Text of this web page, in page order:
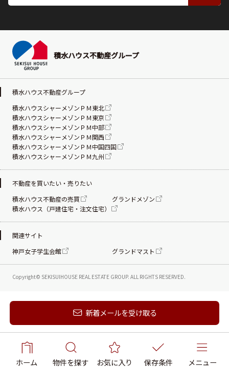
新着メールを受け取る
ホーム 物件を探す お気に入り 保存条件 メニュー
積水ハウス不動産グループ
Copyright© SEKISUIHOUSE REAL ESTATE GROUP. ALL RIGHTS RESERVED.
積水ハウス不動産グループ
積水ハウスシャーメゾンＰＭ東北
積水ハウスシャーメゾンＰＭ東京
積水ハウスシャーメゾンＰＭ中部
積水ハウスシャーメゾンＰＭ関西
積水ハウスシャーメゾンＰＭ中国四国
積水ハウスシャーメゾンＰＭ九州
不動産を買いたい・売りたい
積水ハウス不動産の売買
グランドメゾン
積水ハウス（戸建住宅・注文住宅）
関連サイト
神戸女子学生会館
グランドマスト